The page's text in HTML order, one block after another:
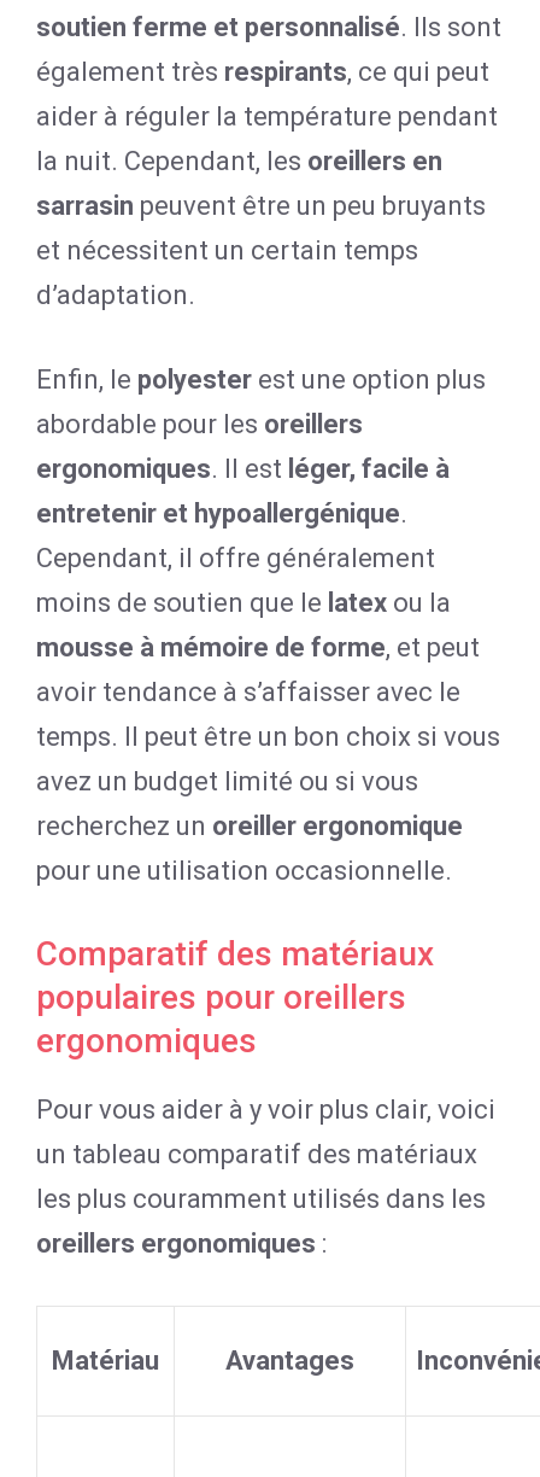
soutien ferme et personnalisé. Ils sont
également très respirants, ce qui peut
aider à réguler la température pendant
la nuit. Cependant, les oreillers en
sarrasin peuvent être un peu bruyants
et nécessitent un certain temps
d’adaptation.
Enfin, le polyester est une option plus
abordable pour les oreillers
ergonomiques. Il est léger, facile à
entretenir et hypoallergénique.
Cependant, il offre généralement
moins de soutien que le latex ou la
mousse à mémoire de forme, et peut
avoir tendance à s’affaisser avec le
temps. Il peut être un bon choix si vous
avez un budget limité ou si vous
recherchez un oreiller ergonomique
pour une utilisation occasionnelle.
Comparatif des matériaux
populaires pour oreillers
ergonomiques
Pour vous aider à y voir plus clair, voici
un tableau comparatif des matériaux
les plus couramment utilisés dans les
oreillers ergonomiques :
Matériau Avantages